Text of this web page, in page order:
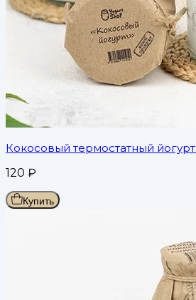
Кокосовый термостатный йогурт
120 ₽
Купить